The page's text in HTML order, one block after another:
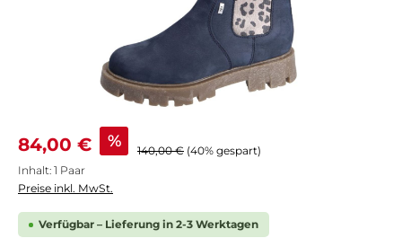
Verkaufspreis:
84,00 € % Regulärer Preis:
140,00 € (40% gespart)
Inhalt: 1 Paar
Preise inkl. MwSt.
Verfügbar – Lieferung in 2-3 Werktagen